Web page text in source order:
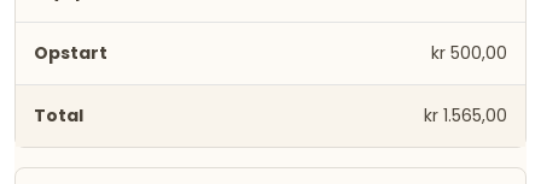
kr 500,00
kr 1.565,00